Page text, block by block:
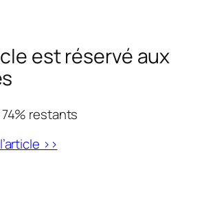
est réservé aux
restants
>>